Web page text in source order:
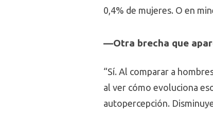
0,4% de mujeres. O en
—Otra brecha que
“Sí. Al comparar a
al ver cómo evoluciona
autopercepción.